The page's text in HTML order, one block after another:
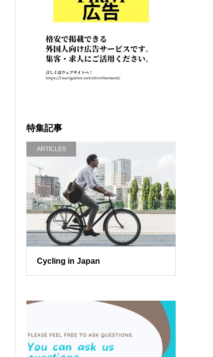
特集記事
ARTICLES
Cycling in Japan